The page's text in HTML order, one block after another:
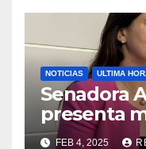
NOTICIAS ULTIMA
Senadora
presenta
violencia
FEB 4, 2025